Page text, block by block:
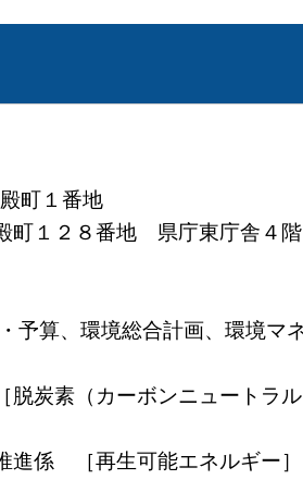
町１番地
１２８番地 県庁東庁舎４階
、環境総合計画、環境マネ
素（カーボンニュートラル
係 ［再生可能エネルギー］